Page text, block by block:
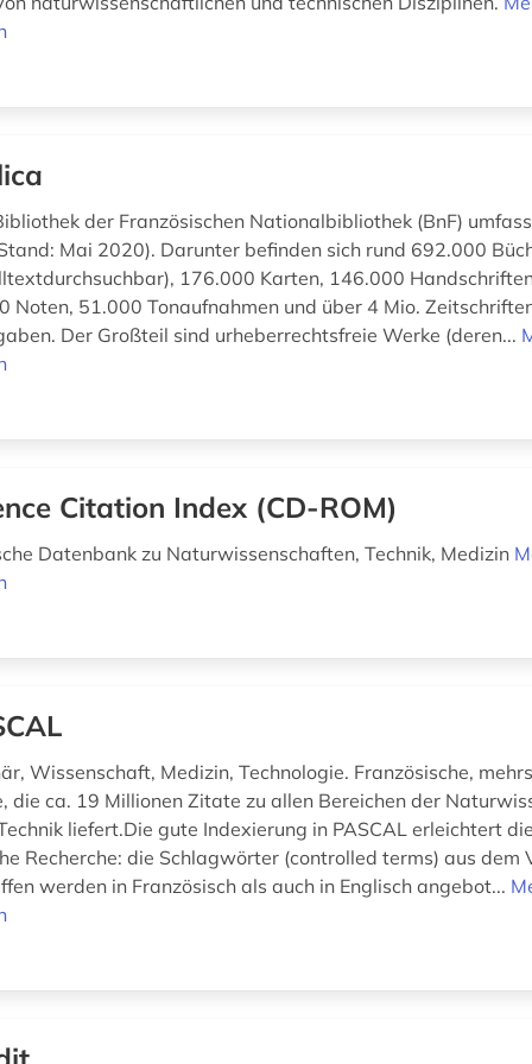
der Französischen Nationalbibliothek (BnF)
Mai 2020). Darunter befinden sich rund 692.000
176.000 Karten, 146.000
Noten, 51.000 Tonaufnahmen und über 4 Mio.
Der Großteil sind urheberrechtsfreie Werke (deren...
Citation Index (CD-ROM)
Datenbank zu Naturwissenschaften, Technik, Medizin
Wissenschaft, Medizin, Technologie. Französische,
die ca. 19 Millionen Zitate zu allen Bereichen der
liefert.Die gute Indexierung in PASCAL erleichtert
Recherche: die Schlagwörter (controlled terms) aus dem
werden in Französisch als auch in Englisch angebot...